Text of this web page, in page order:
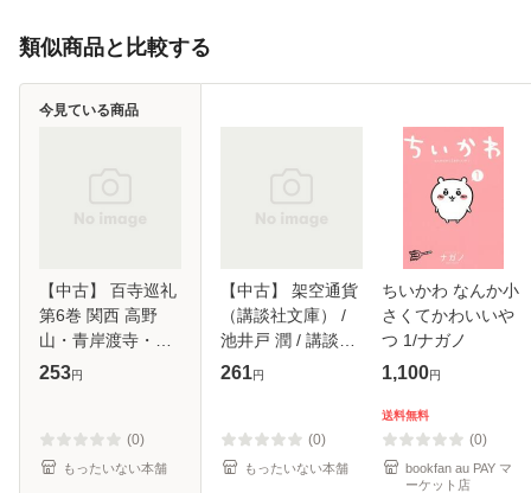
類似商品と比較する
【中古】 百寺巡礼
第6巻 関西 高野
山・青岸渡寺・道
成寺・粉河寺・観
寺・大念佛寺・四
天王寺 / 五木寛之
253円
(0)
もったいない本舗
今見ている商品
【中古】 架空通貨
（講談社文庫） /
池井戸 潤 / 講談社
[文庫]【メール便送
261円
(0)
もったいない本舗
ちいかわ なんか小
さくてかわいいや
つ 1/ナガノ
1,100円
送料無料
(0)
bookfan au PAY マ
ーケット店